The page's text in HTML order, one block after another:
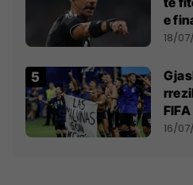
e
18/
16/